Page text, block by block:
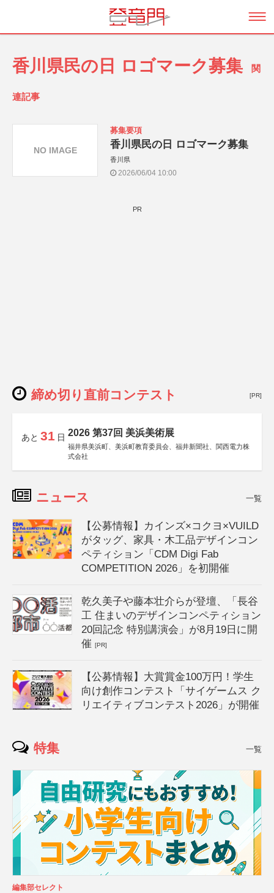
香川県民の日 ロゴマーク募集 関
連記事
募集要項
香川県民の日 ロゴマーク募集
香川県
2026/06/04 10:00
NO IMAGE
PR
締め切り直前コンテスト [PR]
あと 31 日 2026 第37回 美浜美術展
福井県美浜町、美浜町教育委員会、福井新聞社、関西電力株
式会社
ニュース 一覧
【公募情報】カインズ×コクヨ×VUILD
がタッグ、家具・木工品デザインコン
ペティション「CDM Digi Fab
COMPETITION 2026」を初開催
乾久美子や藤本壮介らが登壇、「長谷
工 住まいのデザインコンペティション
20回記念 特別講演会」が8月19日に開
催[PR]
【公募情報】大賞賞金100万円！学生
向け創作コンテスト「サイゲームス ク
リエイティブコンテスト2026」が開催
特集 一覧
編集部セレクト